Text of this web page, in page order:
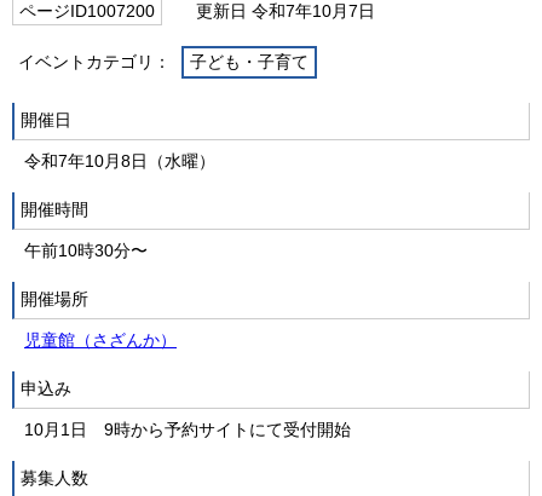
ページID1007200 更新日 令和7年10月7日
イベントカテゴリ： 子ども・子育て
開催日
令和7年10月8日（水曜）
開催時間
午前10時30分〜
開催場所
児童館（さざんか）
申込み
10月1日 9時から予約サイトにて受付開始
募集人数